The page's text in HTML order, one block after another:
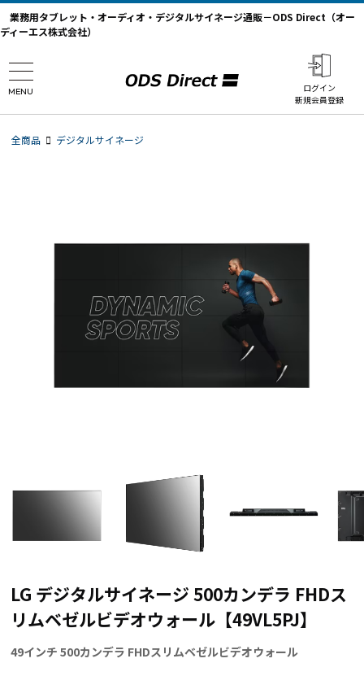
業務用タブレット・オーディオ・デジタルサイネージ通販－ODS Direct（オー
ディーエス株式会社）
MENU
ログイン
新規会員登録
全商品 デジタルサイネージ
LG デジタルサイネージ 500カンデラ FHDス
リムベゼルビデオウォール【49VL5PJ】
49インチ 500カンデラ FHDスリムベゼルビデオウォール